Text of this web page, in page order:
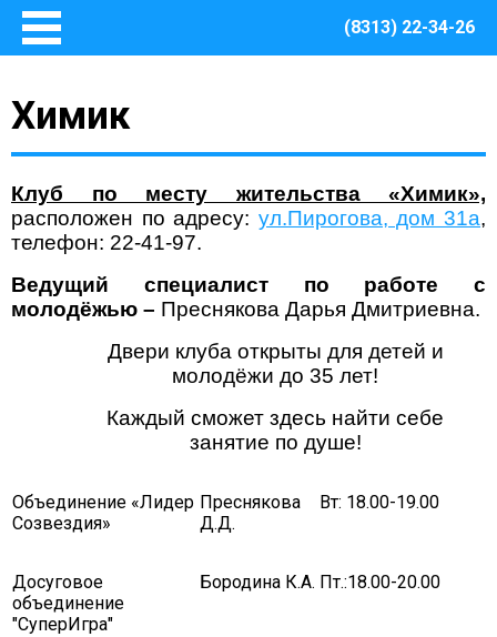
(8313) 22-34-26
Основные сведения
О Центре
Методическое сопровождение
Структура Центра
Руководство
Финансово – хозяйственная деятельность
Информация о закупках товаров, работ, услуг для
обеспечения муниципальных нужд Центра
Охрана труда
Антитеррористическая защищенность
ГО и ЧС
Безопасность дорожного движения
Безопасность на железной дороге
Химик
Клуб по месту жительства «Химик»,
расположен по адресу: ул.Пирогова, дом 31а,
телефон: 22-41-97.
Ведущий специалист по работе с
молодёжью – Преснякова Дарья Дмитриевна.
Двери клуба открыты для детей и
молодёжи до 35 лет!
Каждый сможет здесь найти себе
занятие по душе!
Объединение «Лидер
Созвездия»
Преснякова
Д.Д.
Вт: 18.00-19.00
Досуговое
объединение
"СуперИгра"
Бородина К.А. Пт.:18.00-20.00